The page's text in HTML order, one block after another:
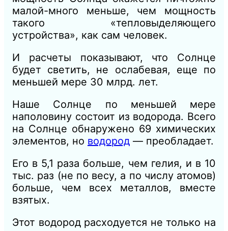
малой-много меньше, чем мощность
такого «тепловыделяющего
устройства», как сам человек.
И расчеты показывают, что Солнце
будет светить, не ослабевая, еще по
меньшей мере 30 млрд. лет.
Наше Солнце по меньшей мере
наполовину состоит из водорода. Всего
на Солнце обнаружено 69 химических
элементов, но водород — преобладает.
Его в 5,1 раза больше, чем гелия, и в 10
тыс. раз (не по весу, а по числу атомов)
больше, чем всех металлов, вместе
взятых.
Этот водород расходуется не только на